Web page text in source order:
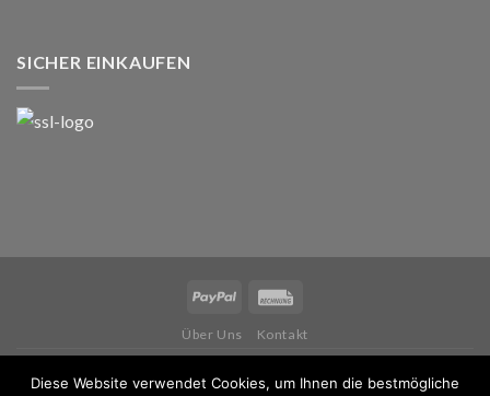
SICHER EINKAUFEN
Über Uns Kontakt
Diese Website verwendet Cookies, um Ihnen die bestmögliche